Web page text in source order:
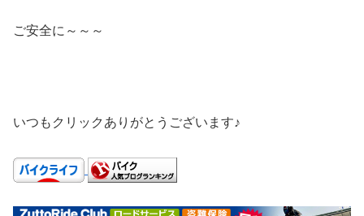
ご安全に～～～
いつもクリックありがとうございます♪